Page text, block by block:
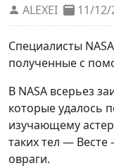
ALEXEI 11/12/
Специалисты
полученные с
В NASA всерьез
которые удалось
изучающему
таких тел —
овраги.